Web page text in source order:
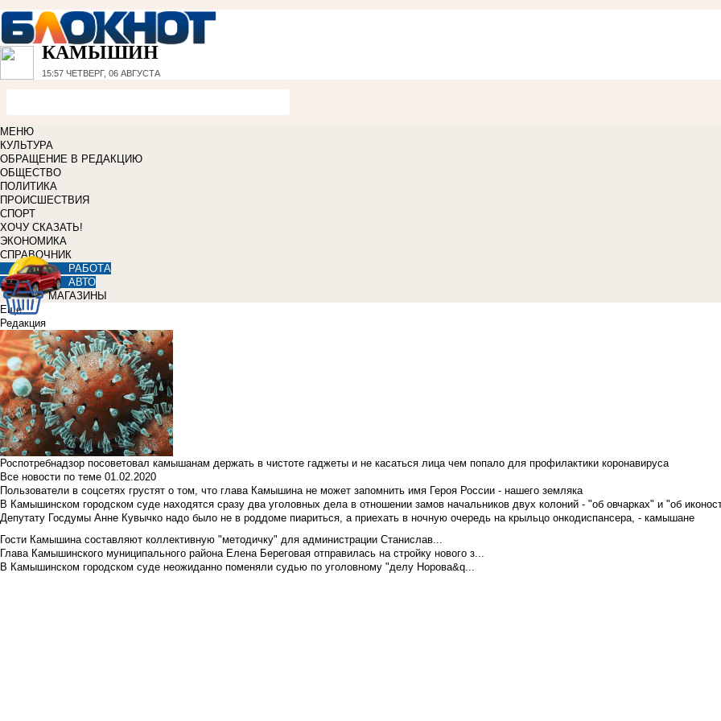
КАМЫШИН
15:57 ЧЕТВЕРГ, 06 АВГУСТА
МЕНЮ
КУЛЬТУРА
ОБРАЩЕНИЕ В РЕДАКЦИЮ
ОБЩЕСТВО
ПОЛИТИКА
ПРОИСШЕСТВИЯ
СПОРТ
ХОЧУ СКАЗАТЬ!
ЭКОНОМИКА
СПРАВОЧНИК
РАБОТА
АВТО
МАГАЗИНЫ
Еще
Редакция
Роспотребнадзор посоветовал камышанам держать в чистоте гаджеты и не касаться лица чем попало для профилактики коронавируса
Все новости по теме 01.02.2020
Пользователи в соцсетях грустят о том, что глава Камышина не может запомнить имя Героя России - нашего земляка
В Камышинском городском суде находятся сразу два уголовных дела в отношении замов начальников двух колоний - "об овчарках" и "об
Депутату Госдумы Анне Кувычко надо было не в роддоме пиариться, а приехать в ночную очередь на крыльцо онкодиспансера, - камышане
Гости Камышина составляют коллективную "методичку" для администрации Станислав...
Глава Камышинского муниципального района Елена Береговая отправилась на стройку нового з...
В Камышинском городском суде неожиданно поменяли судью по уголовному "делу Норова&q...